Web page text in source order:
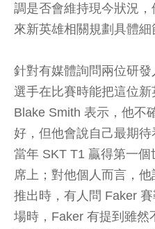
調是否會維持現今狀況
來新英雄相關規劃具體細
針對有媒體詢問兩位研
選手在比賽時能把這位新
Blake Smith 表示，他不
好，但他會說自己最期待
當年 SKT T1 贏得第一
席上；對他個人而言，
推出時，有人問 Faker
場時，Faker 有提到雖然